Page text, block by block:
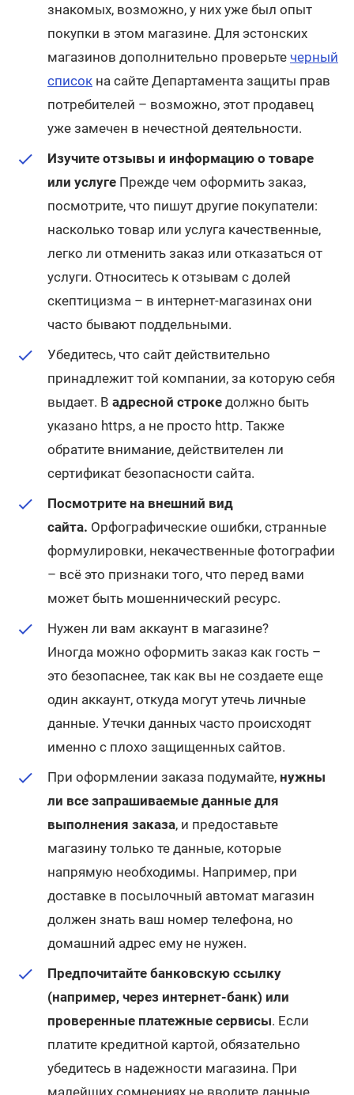
знакомых, возможно, у них уже был опыт
покупки в этом магазине. Для эстонских
магазинов дополнительно проверьте черный
списокОткроется в новом окне
на сайте Департамента защиты прав
потребителей – возможно, этот продавец
уже замечен в нечестной деятельности.
Изучите отзывы и информацию о товаре
или услуге Прежде чем оформить заказ,
посмотрите, что пишут другие покупатели:
насколько товар или услуга качественные,
легко ли отменить заказ или отказаться от
услуги. Относитесь к отзывам с долей
скептицизма – в интернет-магазинах они
часто бывают поддельными.
Убедитесь, что сайт действительно
принадлежит той компании, за которую себя
выдает. В адресной строке должно быть
указано https, а не просто http. Также
обратите внимание, действителен ли
сертификат безопасности сайта.
Посмотрите на внешний вид
сайта. Орфографические ошибки, странные
формулировки, некачественные фотографии
– всё это признаки того, что перед вами
может быть мошеннический ресурс.
Нужен ли вам аккаунт в магазине?
Иногда можно оформить заказ как гость –
это безопаснее, так как вы не создаете еще
один аккаунт, откуда могут утечь личные
данные. Утечки данных часто происходят
именно с плохо защищенных сайтов.
При оформлении заказа подумайте, нужны
ли все запрашиваемые данные для
выполнения заказа, и предоставьте
магазину только те данные, которые
напрямую необходимы. Например, при
доставке в посылочный автомат магазин
должен знать ваш номер телефона, но
домашний адрес ему не нужен.
Предпочитайте банковскую ссылку
(например, через интернет-банк) или
проверенные платежные сервисы. Если
платите кредитной картой, обязательно
убедитесь в надежности магазина. При
малейших сомнениях не вводите данные